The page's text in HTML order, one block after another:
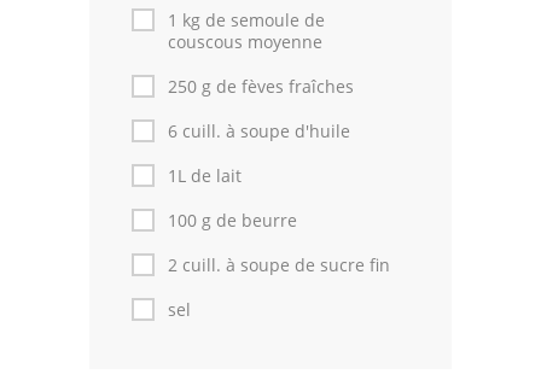
Forum
Thèmes
Espace Personnel
1 kg de semoule de
couscous moyenne
250 g de fèves fraîches
6 cuill. à soupe d'huile
1L de lait
100 g de beurre
2 cuill. à soupe de sucre fin
sel